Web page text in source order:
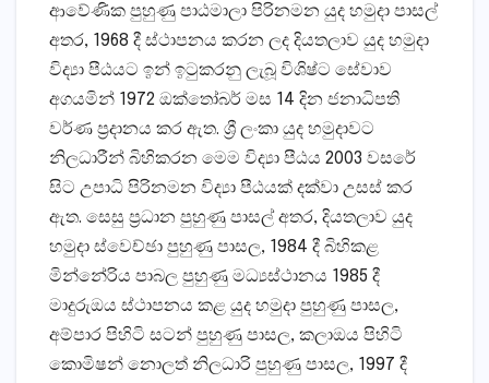
ආවේණික පුහුණු පාඨමාලා පිරිනමන යුද හමුදා පාසල්
අතර, 1968 දී ස්‌ථාපනය කරන ලද දියතලාව යුද හමුදා
විද්‍යා පීඨයට ඉන් ඉටුකරනු ලැබූ විශිෂ්ට සේවාව
අගයමින් 1972 ඔක්‌තෝබර් මස 14 දින ජනාධිපති
වර්ණ ප්‍රදානය කර ඇත. ශ්‍රී ලංකා යුද හමුදාවට
නිලධාරීන් බිහිකරන මෙම විද්‍යා පීඨය 2003 වසරේ
සිට උපාධි පිරිනමන විද්‍යා පීඨයක්‌ දක්‌වා උසස්‌ කර
ඇත. සෙසු ප්‍රධාන පුහුණු පාසල් අතර, දියතලාව යුද
හමුදා ස්‌වෙච්ඡා පුහුණු පාසල, 1984 දී බිහිකළ
මින්නේරිය පාබල පුහුණු මධ්‍යස්‌ථානය 1985 දී
මාදුරුඔය ස්‌ථාපනය කළ යුද හමුදා පුහුණු පාසල,
අම්පාර පිහිටි සටන් පුහුණු පාසල, කලාඔය පිහිටි
කොමිෂන් නොලත් නිලධාරි පුහුණු පාසල, 1997 දී